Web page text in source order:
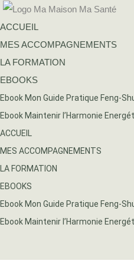
ACCUEIL
MES ACCOMPAGNEMENTS
LA FORMATION
EBOOKS
Ebook Mon Guide Pratique Feng-
Ebook Maintenir l’Harmonie
ACCUEIL
MES ACCOMPAGNEMENTS
LA FORMATION
EBOOKS
Ebook Mon Guide Pratique Feng-
Ebook Maintenir l’Harmonie